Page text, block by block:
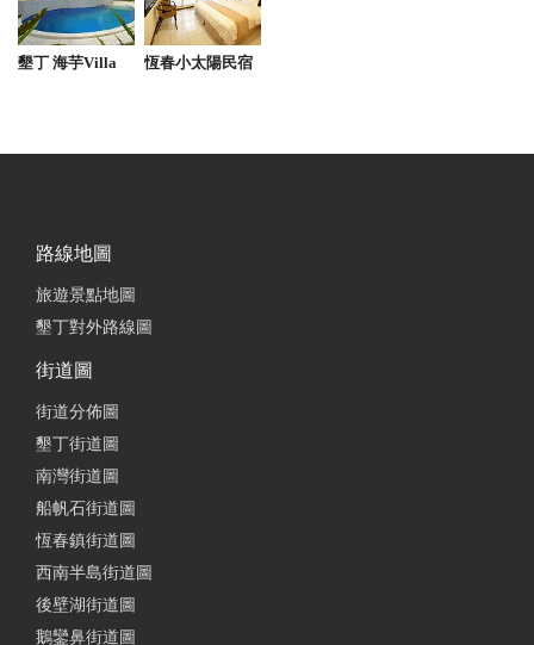
2024-08-12 15:05:55
玉珍香餅店！在地朋友推薦蛋捲！蛋捲的口味很多
種！黑糖、咖啡、起司、抹茶、等口味。價格上確實
墾丁 海芋Villa 恆春小太陽民宿
路線地圖
旅遊景點地圖
墾丁對外路線圖
街道圖
街道分佈圖
墾丁街道圖
南灣街道圖
船帆石街道圖
恆春鎮街道圖
西南半島街道圖
後壁湖街道圖
鵝鑾鼻街道圖